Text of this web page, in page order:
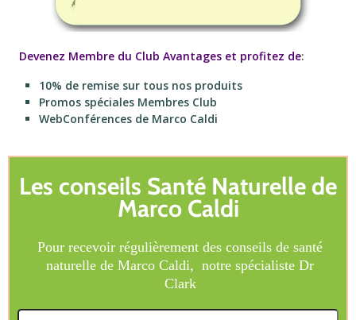
Devenez Membre du Club Avantages et profitez de:
10% de remise sur tous nos produits
Promos spéciales Membres Club
WebConférences de Marco Caldi